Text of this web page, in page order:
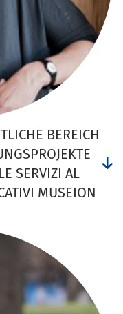
BEREICH
SERVIZI AL
MUSEION